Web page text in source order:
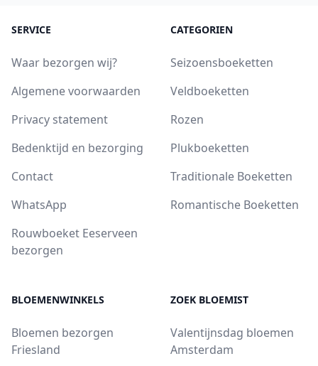
SERVICE
Waar bezorgen wij?
Algemene voorwaarden
Privacy statement
Bedenktijd en bezorging
Contact
WhatsApp
Rouwboeket Eeserveen
bezorgen
CATEGORIEN
Seizoensboeketten
Veldboeketten
Rozen
Plukboeketten
Traditionale Boeketten
Romantische Boeketten
BLOEMENWINKELS
Bloemen bezorgen
Friesland
ZOEK BLOEMIST
Valentijnsdag bloemen
Amsterdam